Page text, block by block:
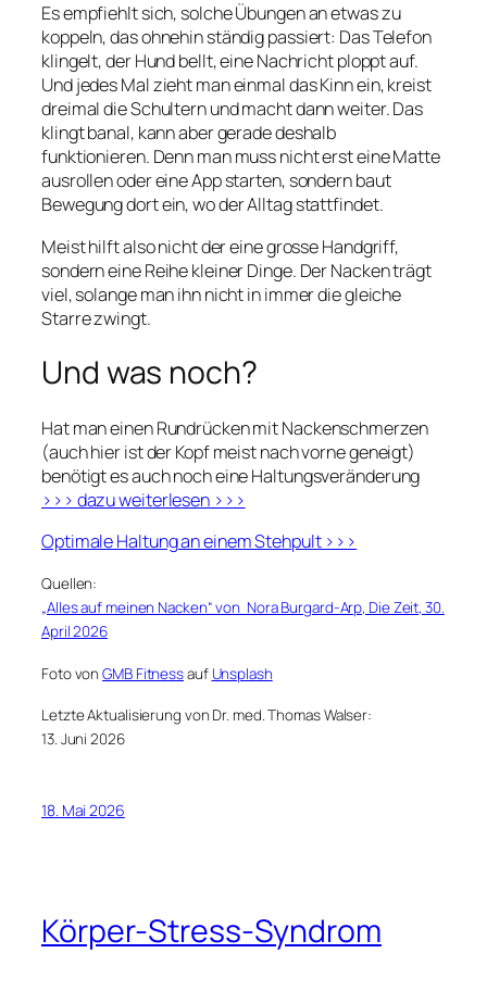
Es empfiehlt sich, solche Übungen an etwas zu
koppeln, das ohnehin ständig passiert: Das Telefon
klingelt, der Hund bellt, eine Nachricht ploppt auf.
Und jedes Mal zieht man einmal das Kinn ein, kreist
dreimal die Schultern und macht dann weiter. Das
klingt banal, kann aber gerade deshalb
funktionieren. Denn man muss nicht erst eine Matte
ausrollen oder eine App starten, sondern baut
Bewegung dort ein, wo der Alltag stattfindet.
Meist hilft also nicht der eine grosse Handgriff,
sondern eine Reihe kleiner Dinge. Der Nacken trägt
viel, solange man ihn nicht in immer die gleiche
Starre zwingt.
Und was noch?
Hat man einen Rundrücken mit Nackenschmerzen
(auch hier ist der Kopf meist nach vorne geneigt)
benötigt es auch noch eine Haltungsveränderung
>>> dazu weiterlesen >>>
Optimale Haltung an einem Stehpult >>>
Quellen:
„Alles auf meinen Nacken“ von Nora Burgard-Arp, Die Zeit, 30.
April 2026
Foto vonGMB Fitnessauf Unsplash
Letzte Aktualisierung von Dr. med. Thomas Walser:
13. Juni 2026
18. Mai 2026
Körper-Stress-Syndrom